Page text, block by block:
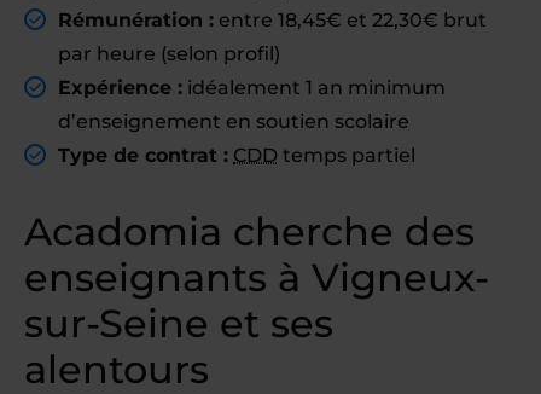
Rémunération : entre 18,45€ et 22,30€ brut
par heure (selon profil)
Expérience : idéalement 1 an minimum
d’enseignement en soutien scolaire
Type de contrat : CDD temps partiel
Acadomia cherche des
enseignants à Vigneux-
sur-Seine et ses
alentours